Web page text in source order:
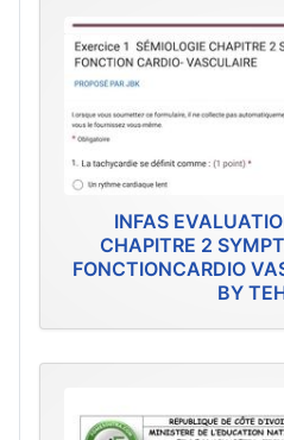
INFAS
CHAPITRE 2
FONCTIONCARDIO
BY